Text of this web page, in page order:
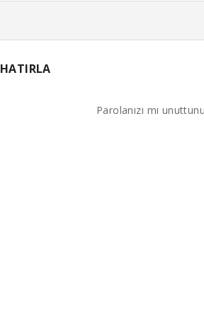
Parolanızı mı